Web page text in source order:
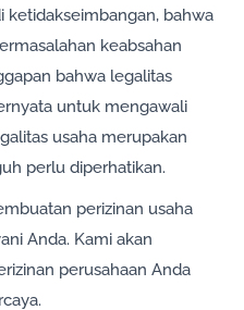
ketidakseimbangan, bahwa
keabsahan
bahwa legalitas
untuk mengawali
usaha merupakan
perlu diperhatikan.
perizinan usaha
Anda. Kami akan
perusahaan Anda